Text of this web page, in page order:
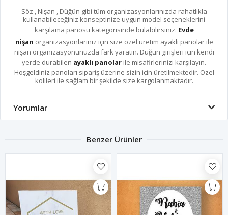
Söz , Nişan , Düğün gibi tüm organizasyonlarınızda rahatlıkla
kullanabileceğiniz konseptinize uygun model seçeneklerini
karşılama panosu kategorisinde bulabilirsiniz. Evde
nişan organizasyonlarınız için size özel üretim ayaklı panolar ile
nişan organizasyonunuzda fark yaratın. Düğün girişleri için kendi
yerde durabilen ayaklı panolar ile misafirlerinizi karşılayın.
Hoşgeldiniz panoları sipariş üzerine sizin için üretilmektedir. Özel
kolileri ile sağlam bir şekilde size kargolanmaktadır.
Yorumlar
Benzer Ürünler